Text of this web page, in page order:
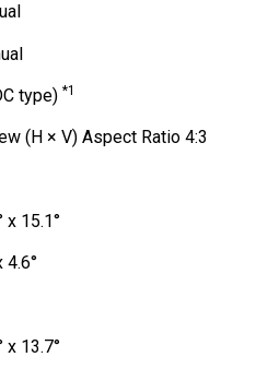
type) *1
(H × V) Aspect Ratio 4:3
x 15.1°
4.6°
x 13.7°